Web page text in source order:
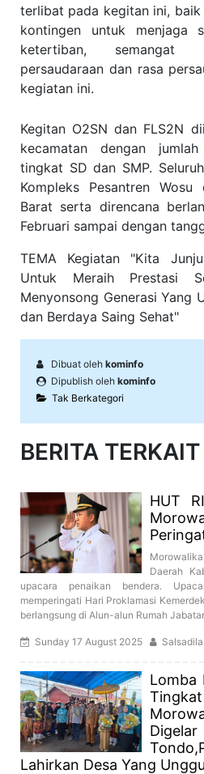
terlibat pada kegitan ini,
kontingen untuk menjaga
ketertiban, semangat
persaudaraan dan rasa
kegiatan ini.
Kegitan O2SN dan FLS2N
kecamatan dengan
tingkat SD dan SMP.
Kompleks Pesantren
Barat serta direncana
Februari sampai dengan
TEMA Kegiatan "Kita
Untuk Meraih Prestasi
Menyonsong Generasi Yang
dan Berdaya Saing Sehat"
Dibuat oleh kominfo
Dipublish oleh kominfo
Tak Berkategori
BERITA TERKAIT
HUT
Daerah
upacara penaikan bendera.
memperingati Hari Proklamasi
berlangsung di Alun-alun Rumah
Sunday 17 August 2025
Lomba
Lahirkan Desa Yang